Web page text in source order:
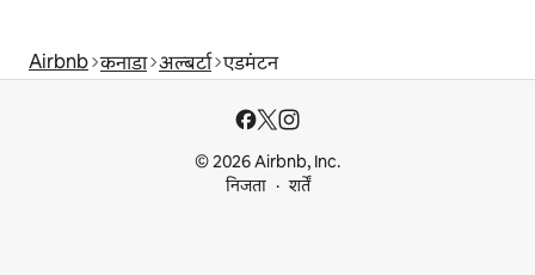
Airbnb कनाडा अल्बर्टा एडमंटन
© 2026 Airbnb, Inc.
निजता
शर्तें